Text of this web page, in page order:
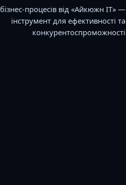
процесів від «Айкюжн ІТ» —
інструмент для ефективності та
конкурентоспроможності